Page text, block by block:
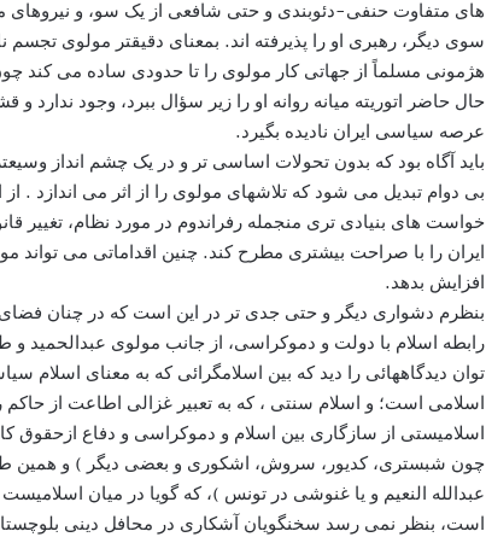
های متفاوت حنفی-دئوبندی و حتی شافعی از یک سو، و نیروهای
سوی دیگر، رهبری او را پذیرفته اند. بمعنای دقیقتر مولوی
هژمونی مسلماً از جهاتی کار مولوی را تا حدودی ساده می کند
حال حاضر اتوریته میانه روانه او را زیر سؤال ببرد، وجود
عرصه سیاسی ایران نادیده بگیرد.
باید آگاه بود که بدون تحولات اساسی تر و در یک چشم انداز
بی دوام تبدیل می شود که تلاشهای مولوی را از اثر می اندازد .
خواست های بنیادی تری منجمله رفراندوم در مورد نظام، تغییر
ایران را با صراحت بیشتری مطرح کند. چنین اقداماتی می تواند
افزایش بدهد.
بنظرم دشواری دیگر و حتی جدی تر در این است که در چنان فضای
رابطه اسلام با دولت و دموکراسی، از جانب مولوی عبدالحمید
توان دیدگاههائی را دید که بین اسلامگرائی که به معنای
اسلامی است؛ و اسلام سنتی ، که به تعبیر غزالی اطاعت از حاکم
اسلامیستی از سازگاری بین اسلام و دموکراسی و دفاع ازحقوق
چون شبستری، کدیور، سروش، اشکوری و بعضی دیگر ) و همین
عبدالله النعیم و یا غنوشی در تونس )، که گویا در میان
است، بنظر نمی رسد سخنگویان آشکاری در محافل دینی